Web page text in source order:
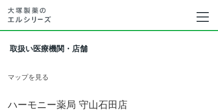
取扱い医療機関・店舗
マップを見る
ハーモニー薬局 守山石田店